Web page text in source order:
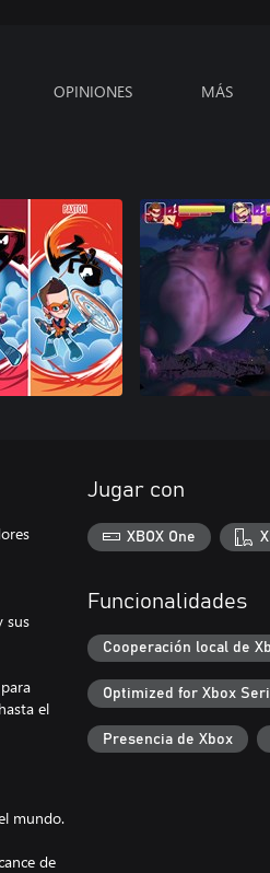
OPINIONES MÁS
sus
el
mundo.
de
Jugar con
XBOX One
Funcionalidades
Cooperación local de
Optimized for Xbox
Presencia de Xbox